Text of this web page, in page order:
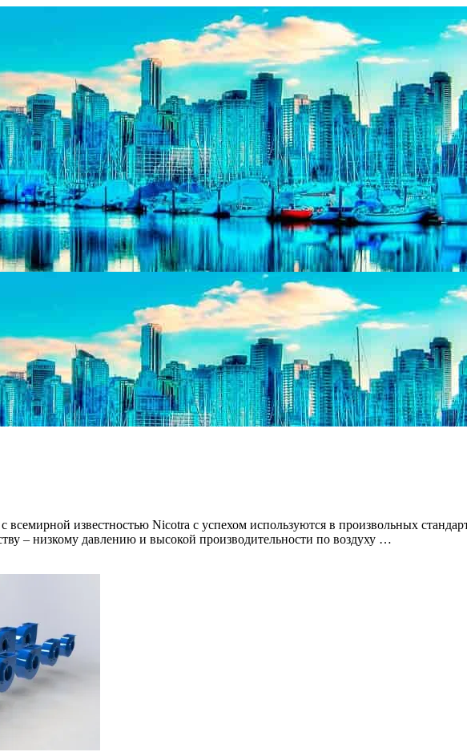
всемирной известностью Nicotra с успехом используются в произвольных
– низкому давлению и высокой производительности по воздуху …